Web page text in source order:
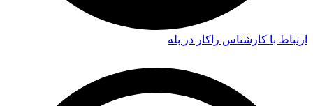
ارتباط با کارشناس راکار در بله